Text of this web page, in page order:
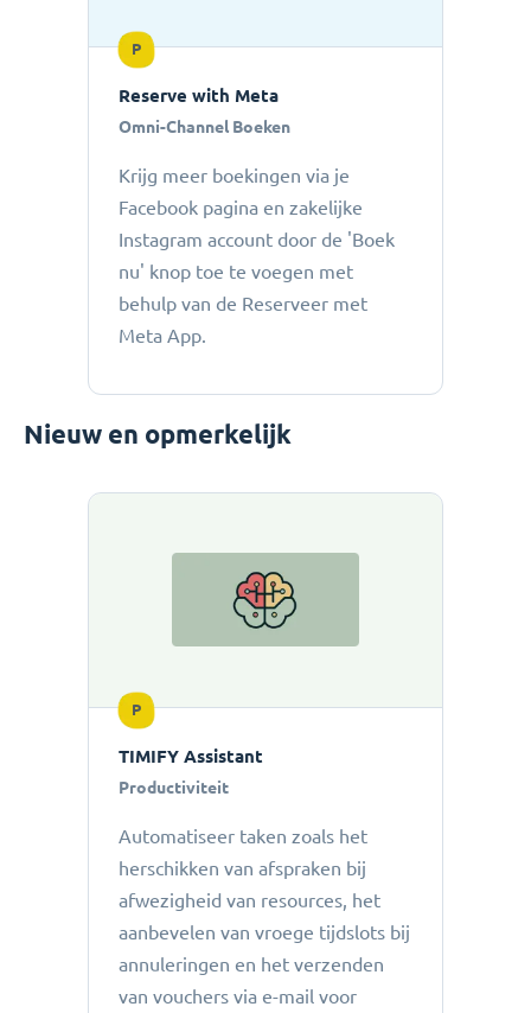
P
Reserve with Meta
Omni-Channel Boeken
Krijg meer boekingen via je
Facebook pagina en zakelijke
Instagram account door de 'Boek
nu' knop toe te voegen met
behulp van de Reserveer met
Meta App.
Nieuw en opmerkelijk
P
TIMIFY Assistant
Productiviteit
Automatiseer taken zoals het
herschikken van afspraken bij
afwezigheid van resources, het
aanbevelen van vroege tijdslots bij
annuleringen en het verzenden
van vouchers via e-mail voor